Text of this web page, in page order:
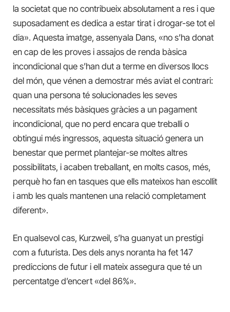
la societat que no contribueix absolutament a res i que
suposadament es dedica a estar tirat i drogar-se tot el
dia». Aquesta imatge, assenyala Dans, «no s’ha donat
en cap de les proves i assajos de renda bàsica
incondicional que s’han dut a terme en diversos llocs
del món, que vénen a demostrar més aviat el contrari:
quan una persona té solucionades les seves
necessitats més bàsiques gràcies a un pagament
incondicional, que no perd encara que treballi o
obtingui més ingressos, aquesta situació genera un
benestar que permet plantejar-se moltes altres
possibilitats, i acaben treballant, en molts casos, més,
perquè ho fan en tasques que ells mateixos han escollit
i amb les quals mantenen una relació completament
diferent».
En qualsevol cas, Kurzweil, s’ha guanyat un prestigi
com a futurista. Des dels anys noranta ha fet 147
prediccions de futur i ell mateix assegura que té un
percentatge d’encert «del 86%».